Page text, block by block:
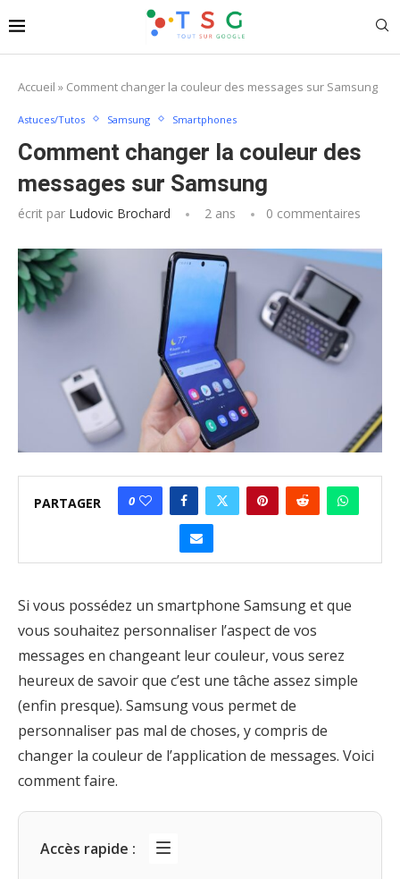
Accueil » Comment changer la couleur des messages sur Samsung
Astuces/Tutos Samsung Smartphones
Comment changer la couleur des
messages sur Samsung
écrit par Ludovic Brochard 2 ans 0 commentaires
PARTAGER 0
Si vous possédez un smartphone Samsung et que
vous souhaitez personnaliser l’aspect de vos
messages en changeant leur couleur, vous serez
heureux de savoir que c’est une tâche assez simple
(enfin presque). Samsung vous permet de
personnaliser pas mal de choses, y compris de
changer la couleur de l’application de messages. Voici
comment faire.
Accès rapide :